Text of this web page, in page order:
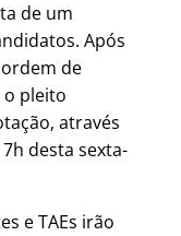
de um
Após
de
o pleito
através
desta sexta-
e TAEs irão